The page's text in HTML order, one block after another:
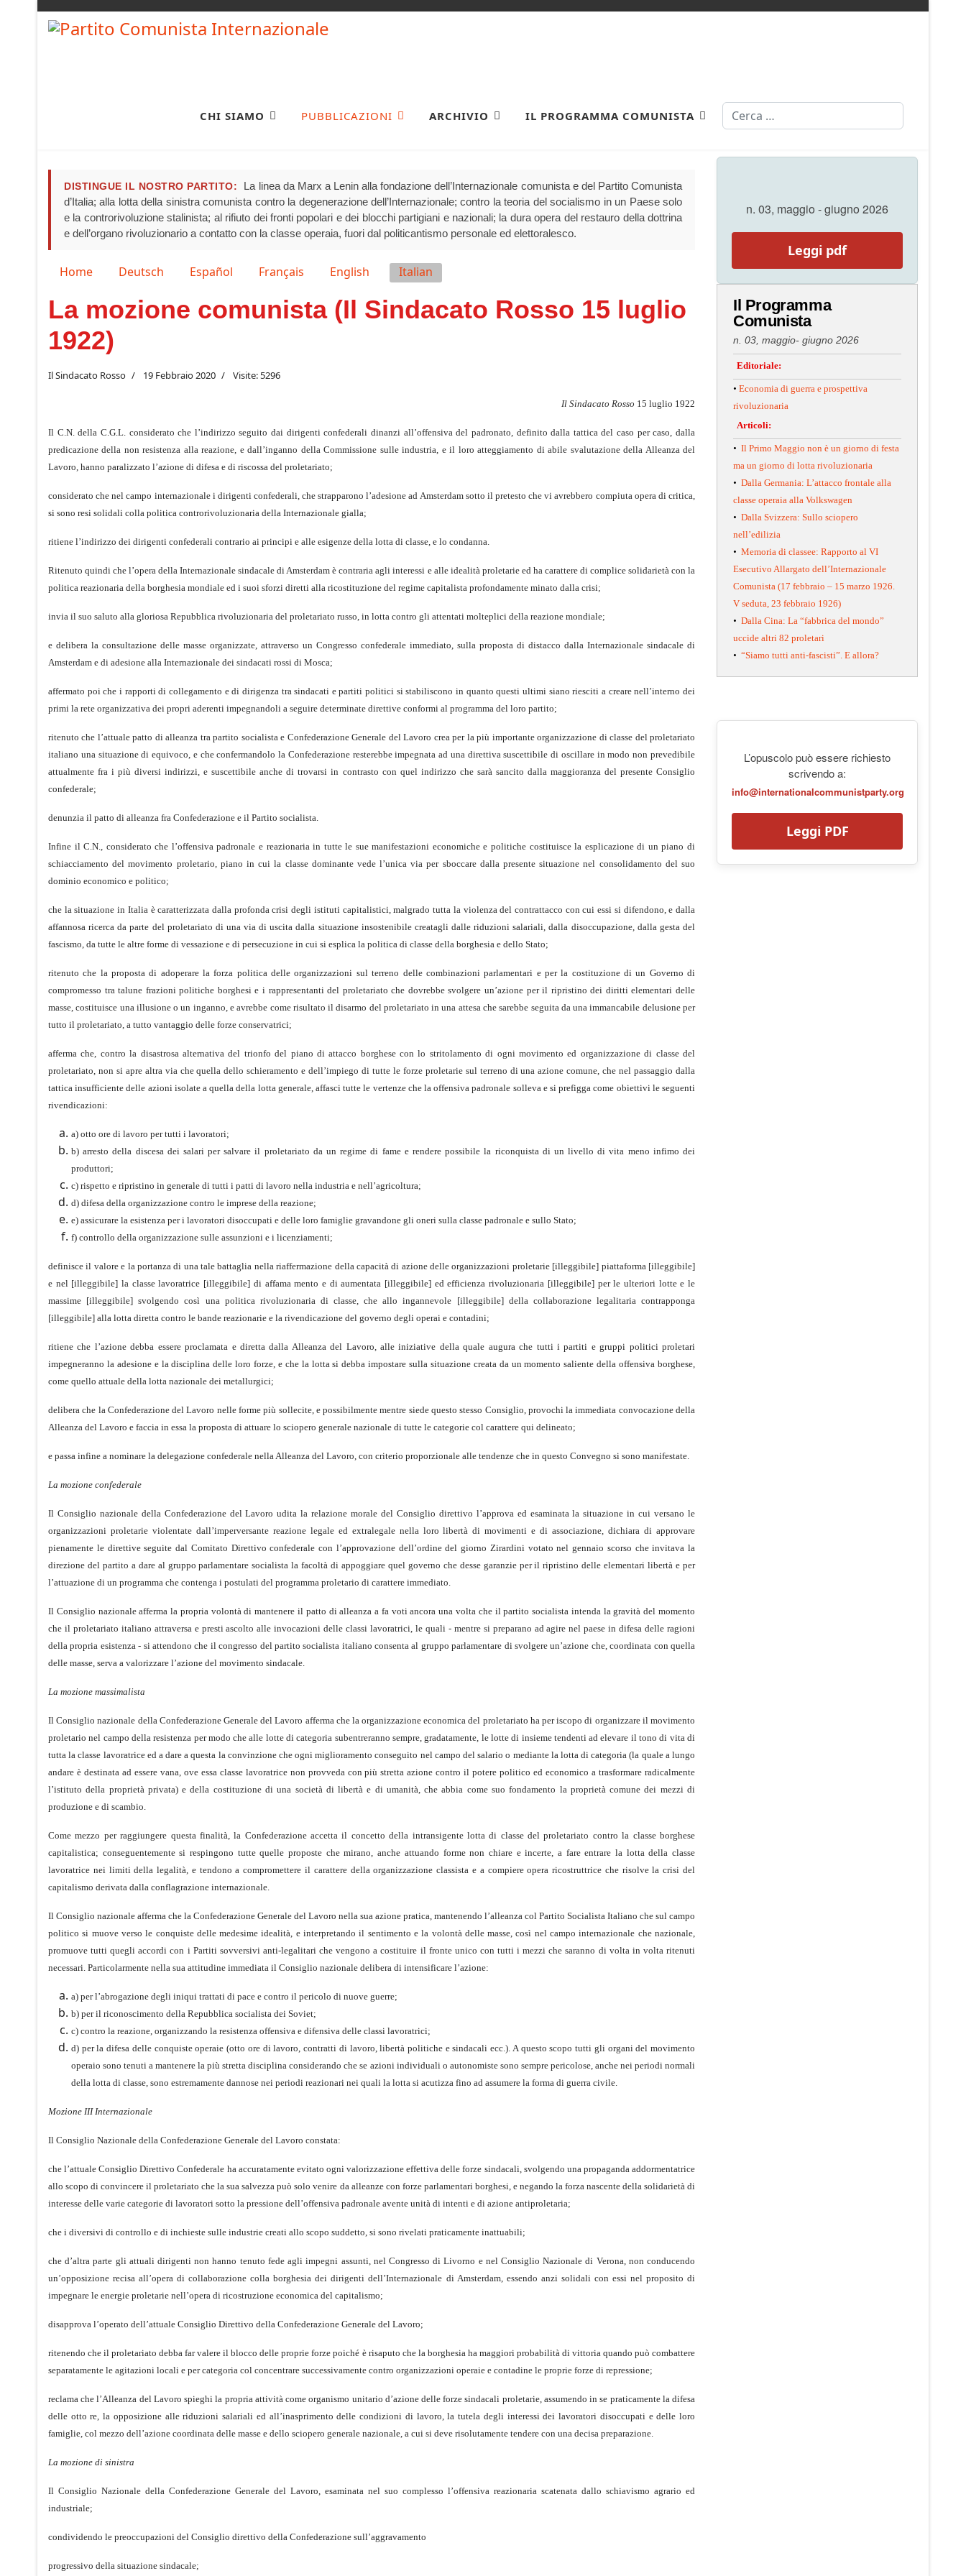
CHI SIAMO PUBBLICAZIONI ARCHIVIO IL PROGRAMMA COMUNISTA Cerca
DISTINGUE IL NOSTRO PARTITO:
La linea da Marx a Lenin alla fondazione dell’Internazionale comunista e del Partito Comunista
d’Italia; alla lotta della sinistra comunista contro la degenerazione dell’Internazionale; contro la teoria del socialismo in un Paese solo
e la controrivoluzione stalinista; al rifiuto dei fronti popolari e dei blocchi partigiani e nazionali; la dura opera del restauro della dottrina
e dell’organo rivoluzionario a contatto con la classe operaia, fuori dal politicantismo personale ed elettoralesco.
Seleziona la tua lingua
Home Deutsch Español Français English Italian
La mozione comunista (Il Sindacato Rosso 15 luglio
1922)
Il Sindacato Rosso 19 Febbraio 2020 Visite: 5296
Il Sindacato Rosso 15 luglio 1922
Il C.N. della C.G.L. considerato che l’indirizzo seguito dai dirigenti confederali dinanzi all’offensiva del padronato, definito dalla tattica del caso per caso, dalla
predicazione della non resistenza alla reazione, e dall’inganno della Commissione sulle industria, e il loro atteggiamento di abile svalutazione della Alleanza del
Lavoro, hanno paralizzato l’azione di difesa e di riscossa del proletariato;
considerato che nel campo internazionale i dirigenti confederali, che strapparono l’adesione ad Amsterdam sotto il pretesto che vi avrebbero compiuta opera di critica,
si sono resi solidali colla politica controrivoluzionaria della Internazionale gialla;
ritiene l’indirizzo dei dirigenti confederali contrario ai principi e alle esigenze della lotta di classe, e lo condanna.
Ritenuto quindi che l’opera della Internazionale sindacale di Amsterdam è contraria agli interessi e alle idealità proletarie ed ha carattere di complice solidarietà con la
politica reazionaria della borghesia mondiale ed i suoi sforzi diretti alla ricostituzione del regime capitalista profondamente minato dalla crisi;
invia il suo saluto alla gloriosa Repubblica rivoluzionaria del proletariato russo, in lotta contro gli attentati molteplici della reazione mondiale;
e delibera la consultazione delle masse organizzate, attraverso un Congresso confederale immediato, sulla proposta di distacco dalla Internazionale sindacale di
Amsterdam e di adesione alla Internazionale dei sindacati rossi di Mosca;
affermato poi che i rapporti di collegamento e di dirigenza tra sindacati e partiti politici si stabiliscono in quanto questi ultimi siano riesciti a creare nell’interno dei
primi la rete organizzativa dei propri aderenti impegnandoli a seguire determinate direttive conformi al programma del loro partito;
ritenuto che l’attuale patto di alleanza tra partito socialista e Confederazione Generale del Lavoro crea per la più importante organizzazione di classe del proletariato
italiano una situazione di equivoco, e che confermandolo la Confederazione resterebbe impegnata ad una direttiva suscettibile di oscillare in modo non prevedibile
attualmente fra i più diversi indirizzi, e suscettibile anche di trovarsi in contrasto con quel indirizzo che sarà sancito dalla maggioranza del presente Consiglio
confederale;
denunzia il patto di alleanza fra Confederazione e il Partito socialista.
Infine il C.N., considerato che l’offensiva padronale e reazionaria in tutte le sue manifestazioni economiche e politiche costituisce la esplicazione di un piano di
schiacciamento del movimento proletario, piano in cui la classe dominante vede l’unica via per sboccare dalla presente situazione nel consolidamento del suo
dominio economico e politico;
che la situazione in Italia è caratterizzata dalla profonda crisi degli istituti capitalistici, malgrado tutta la violenza del contrattacco con cui essi si difendono, e dalla
affannosa ricerca da parte del proletariato di una via di uscita dalla situazione insostenibile creatagli dalle riduzioni salariali, dalla disoccupazione, dalla gesta del
fascismo, da tutte le altre forme di vessazione e di persecuzione in cui si esplica la politica di classe della borghesia e dello Stato;
ritenuto che la proposta di adoperare la forza politica delle organizzazioni sul terreno delle combinazioni parlamentari e per la costituzione di un Governo di
compromesso tra talune frazioni politiche borghesi e i rappresentanti del proletariato che dovrebbe svolgere un’azione per il ripristino dei diritti elementari delle
masse, costituisce una illusione o un inganno, e avrebbe come risultato il disarmo del proletariato in una attesa che sarebbe seguita da una immancabile delusione per
tutto il proletariato, a tutto vantaggio delle forze conservatrici;
afferma che, contro la disastrosa alternativa del trionfo del piano di attacco borghese con lo stritolamento di ogni movimento ed organizzazione di classe del
proletariato, non si apre altra via che quella dello schieramento e dell’impiego di tutte le forze proletarie sul terreno di una azione comune, che nel passaggio dalla
tattica insufficiente delle azioni isolate a quella della lotta generale, affasci tutte le vertenze che la offensiva padronale solleva e si prefigga come obiettivi le seguenti
rivendicazioni:
a) otto ore di lavoro per tutti i lavoratori;
b) arresto della discesa dei salari per salvare il proletariato da un regime di fame e rendere possibile la riconquista di un livello di vita meno infimo dei
produttori;
c) rispetto e ripristino in generale di tutti i patti di lavoro nella industria e nell’agricoltura;
d) difesa della organizzazione contro le imprese della reazione;
e) assicurare la esistenza per i lavoratori disoccupati e delle loro famiglie gravandone gli oneri sulla classe padronale e sullo Stato;
f) controllo della organizzazione sulle assunzioni e i licenziamenti;
definisce il valore e la portanza di una tale battaglia nella riaffermazione della capacità di azione delle organizzazioni proletarie [illeggibile] piattaforma [illeggibile]
e nel [illeggibile] la classe lavoratrice [illeggibile] di affama mento e di aumentata [illeggibile] ed efficienza rivoluzionaria [illeggibile] per le ulteriori lotte e le
massime [illeggibile] svolgendo così una politica rivoluzionaria di classe, che allo ingannevole [illeggibile] della collaborazione legalitaria contrapponga
[illeggibile] alla lotta diretta contro le bande reazionarie e la rivendicazione del governo degli operai e contadini;
ritiene che l’azione debba essere proclamata e diretta dalla Alleanza del Lavoro, alle iniziative della quale augura che tutti i partiti e gruppi politici proletari
impegneranno la adesione e la disciplina delle loro forze, e che la lotta si debba impostare sulla situazione creata da un momento saliente della offensiva borghese,
come quello attuale della lotta nazionale dei metallurgici;
delibera che la Confederazione del Lavoro nelle forme più sollecite, e possibilmente mentre siede questo stesso Consiglio, provochi la immediata convocazione della
Alleanza del Lavoro e faccia in essa la proposta di attuare lo sciopero generale nazionale di tutte le categorie col carattere qui delineato;
e passa infine a nominare la delegazione confederale nella Alleanza del Lavoro, con criterio proporzionale alle tendenze che in questo Convegno si sono manifestate.
La mozione confederale
Il Consiglio nazionale della Confederazione del Lavoro udita la relazione morale del Consiglio direttivo l’approva ed esaminata la situazione in cui versano le
organizzazioni proletarie violentate dall’imperversante reazione legale ed extralegale nella loro libertà di movimenti e di associazione, dichiara di approvare
pienamente le direttive seguite dal Comitato Direttivo confederale con l’approvazione dell’ordine del giorno Zirardini votato nel gennaio scorso che invitava la
direzione del partito a dare al gruppo parlamentare socialista la facoltà di appoggiare quel governo che desse garanzie per il ripristino delle elementari libertà e per
l’attuazione di un programma che contenga i postulati del programma proletario di carattere immediato.
Il Consiglio nazionale afferma la propria volontà di mantenere il patto di alleanza a fa voti ancora una volta che il partito socialista intenda la gravità del momento
che il proletariato italiano attraversa e presti ascolto alle invocazioni delle classi lavoratrici, le quali - mentre si preparano ad agire nel paese in difesa delle ragioni
della propria esistenza - si attendono che il congresso del partito socialista italiano consenta al gruppo parlamentare di svolgere un’azione che, coordinata con quella
delle masse, serva a valorizzare l’azione del movimento sindacale.
La mozione massimalista
Il Consiglio nazionale della Confederazione Generale del Lavoro afferma che la organizzazione economica del proletariato ha per iscopo di organizzare il movimento
proletario nel campo della resistenza per modo che alle lotte di categoria subentreranno sempre, gradatamente, le lotte di insieme tendenti ad elevare il tono di vita di
tutta la classe lavoratrice ed a dare a questa la convinzione che ogni miglioramento conseguito nel campo del salario o mediante la lotta di categoria (la quale a lungo
andare è destinata ad essere vana, ove essa classe lavoratrice non provveda con più stretta azione contro il potere politico ed economico a trasformare radicalmente
l’istituto della proprietà privata) e della costituzione di una società di libertà e di umanità, che abbia come suo fondamento la proprietà comune dei mezzi di
produzione e di scambio.
Come mezzo per raggiungere questa finalità, la Confederazione accetta il concetto della intransigente lotta di classe del proletariato contro la classe borghese
capitalistica; conseguentemente si respingono tutte quelle proposte che mirano, anche attuando forme non chiare e incerte, a fare entrare la lotta della classe
lavoratrice nei limiti della legalità, e tendono a compromettere il carattere della organizzazione classista e a compiere opera ricostruttrice che risolve la crisi del
capitalismo derivata dalla conflagrazione internazionale.
Il Consiglio nazionale afferma che la Confederazione Generale del Lavoro nella sua azione pratica, mantenendo l’alleanza col Partito Socialista Italiano che sul campo
politico si muove verso le conquiste delle medesime idealità, e interpretando il sentimento e la volontà delle masse, così nel campo internazionale che nazionale,
promuove tutti quegli accordi con i Partiti sovversivi anti-legalitari che vengono a costituire il fronte unico con tutti i mezzi che saranno di volta in volta ritenuti
necessari. Particolarmente nella sua attitudine immediata il Consiglio nazionale delibera di intensificare l’azione:
a) per l’abrogazione degli iniqui trattati di pace e contro il pericolo di nuove guerre;
b) per il riconoscimento della Repubblica socialista dei Soviet;
c) contro la reazione, organizzando la resistenza offensiva e difensiva delle classi lavoratrici;
d) per la difesa delle conquiste operaie (otto ore di lavoro, contratti di lavoro, libertà politiche e sindacali ecc.). A questo scopo tutti gli organi del movimento
operaio sono tenuti a mantenere la più stretta disciplina considerando che se azioni individuali o autonomiste sono sempre pericolose, anche nei periodi normali
della lotta di classe, sono estremamente dannose nei periodi reazionari nei quali la lotta si acutizza fino ad assumere la forma di guerra civile.
Mozione III Internazionale
Il Consiglio Nazionale della Confederazione Generale del Lavoro constata:
che l’attuale Consiglio Direttivo Confederale ha accuratamente evitato ogni valorizzazione effettiva delle forze sindacali, svolgendo una propaganda addormentatrice
allo scopo di convincere il proletariato che la sua salvezza può solo venire da alleanze con forze parlamentari borghesi, e negando la forza nascente della solidarietà di
interesse delle varie categorie di lavoratori sotto la pressione dell’offensiva padronale avente unità di intenti e di azione antiproletaria;
che i diversivi di controllo e di inchieste sulle industrie creati allo scopo suddetto, si sono rivelati praticamente inattuabili;
che d’altra parte gli attuali dirigenti non hanno tenuto fede agli impegni assunti, nel Congresso di Livorno e nel Consiglio Nazionale di Verona, non conducendo
un’opposizione recisa all’opera di collaborazione colla borghesia dei dirigenti dell’Internazionale di Amsterdam, essendo anzi solidali con essi nel proposito di
impegnare le energie proletarie nell’opera di ricostruzione economica del capitalismo;
disapprova l’operato dell’attuale Consiglio Direttivo della Confederazione Generale del Lavoro;
ritenendo che il proletariato debba far valere il blocco delle proprie forze poiché è risaputo che la borghesia ha maggiori probabilità di vittoria quando può combattere
separatamente le agitazioni locali e per categoria col concentrare successivamente contro organizzazioni operaie e contadine le proprie forze di repressione;
reclama che l’Alleanza del Lavoro spieghi la propria attività come organismo unitario d’azione delle forze sindacali proletarie, assumendo in se praticamente la difesa
delle otto re, la opposizione alle riduzioni salariali ed all’inasprimento delle condizioni di lavoro, la tutela degli interessi dei lavoratori disoccupati e delle loro
famiglie, col mezzo dell’azione coordinata delle masse e dello sciopero generale nazionale, a cui si deve risolutamente tendere con una decisa preparazione.
La mozione di sinistra
Il Consiglio Nazionale della Confederazione Generale del Lavoro, esaminata nel suo complesso l’offensiva reazionaria scatenata dallo schiavismo agrario ed
industriale;
condividendo le preoccupazioni del Consiglio direttivo della Confederazione sull’aggravamento
progressivo della situazione sindacale;
n. 03, maggio - giugno 2026
Leggi pdf
Il Programma
Comunista
n. 03, maggio- giugno 2026
Editoriale:
• Economia di guerra e prospettiva
rivoluzionaria
Articoli:
• Il Primo Maggio non è un giorno di festa
ma un giorno di lotta rivoluzionaria
• Dalla Germania: L’attacco frontale alla
classe operaia alla Volkswagen
• Dalla Svizzera: Sullo sciopero
nell’edilizia
• Memoria di classee: Rapporto al VI
Esecutivo Allargato dell’Internazionale
Comunista (17 febbraio – 15 marzo 1926.
V seduta, 23 febbraio 1926)
• Dalla Cina: La “fabbrica del mondo”
uccide altri 82 proletari
• “Siamo tutti anti-fascisti”. E allora?
L’opuscolo può essere richiesto
scrivendo a:
info@internationalcommunistparty.org
Leggi PDF